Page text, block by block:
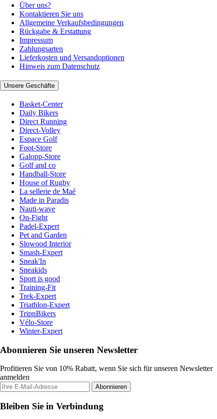
Über uns?
Kontaktieren Sie uns
Allgemeine Verkaufsbedingungen
Rückgabe & Erstattung
Impressum
Zahlungsarten
Lieferkosten und Versandoptionen
Hinweis zum Datenschutz
Unsere Geschäfte
Basket-Center
Daily Bikers
Direct Running
Direct-Volley
Espace Golf
Foot-Store
Galopp-Store
Golf and co
Handball-Store
House of Rugby
La sellerie de Maé
Made in Paradis
Nauti-wave
On-Fight
Padel-Expert
Pet and Garden
Slowood Interior
Smash-Expert
Sneak'In
Sneakids
Sport is good
Training-Fit
Trek-Expert
Triathlon-Expert
TripnBikers
Vélo-Store
Winter-Expert
Abonnieren Sie unseren Newsletter
Profitieren Sie von 10% Rabatt, wenn Sie sich für unseren Newsletter
anmelden
Abonnieren
Bleiben Sie in Verbindung